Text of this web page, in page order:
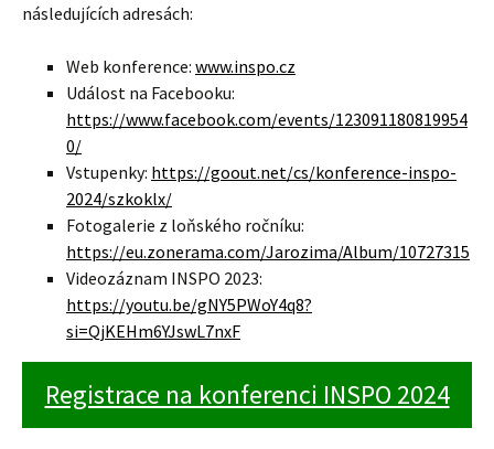
následujících adresách:
Web konference: www.inspo.cz
Událost na Facebooku:
https://www.facebook.com/events/123091180819954
0/
Vstupenky: https://goout.net/cs/konference-inspo-
2024/szkoklx/
Fotogalerie z loňského ročníku:
https://eu.zonerama.com/Jarozima/Album/10727315
Videozáznam INSPO 2023:
https://youtu.be/gNY5PWoY4q8?
si=QjKEHm6YJswL7nxF
Registrace na konferenci INSPO 2024